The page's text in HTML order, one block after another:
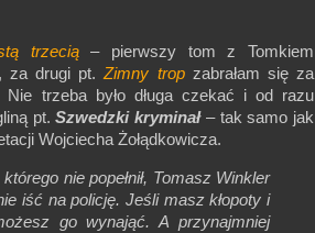
trzecią– pierwszy tom z Tomkiem
za drugi pt.Zimny trop zabrałam się za
Nie trzeba było długa czekać i od razu
pt.Szwedzki kryminał – tak samo jak
Wojciecha Żołądkowicza.
nie popełnił, Tomasz Winkler
iść na policję. Jeśli masz kłopoty i
go wynająć. A przynajmniej